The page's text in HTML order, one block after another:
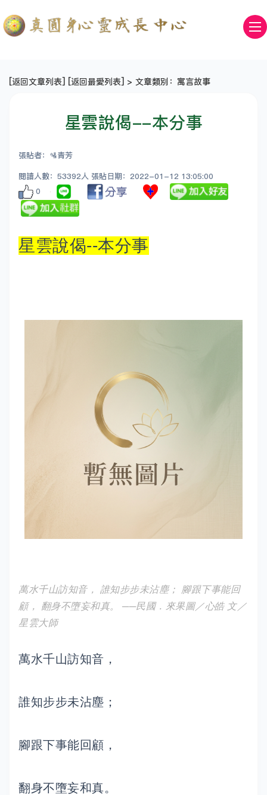
[返回文章列表] [返回最愛列表] > 文章類別：寓言故事
星雲說偈--本分事
張貼者：🛂青芳
閱讀人數：53392人 張貼日期：2022-01-12 13:05:00
0
星雲說偈--本分事
萬水千山訪知音， 誰知步步未沾塵； 腳跟下事能回
顧， 翻身不墮妄和真。 ──民國．來果圖／心皓 文／
星雲大師
萬水千山訪知音，
誰知步步未沾塵；
腳跟下事能回顧，
翻身不墮妄和真。